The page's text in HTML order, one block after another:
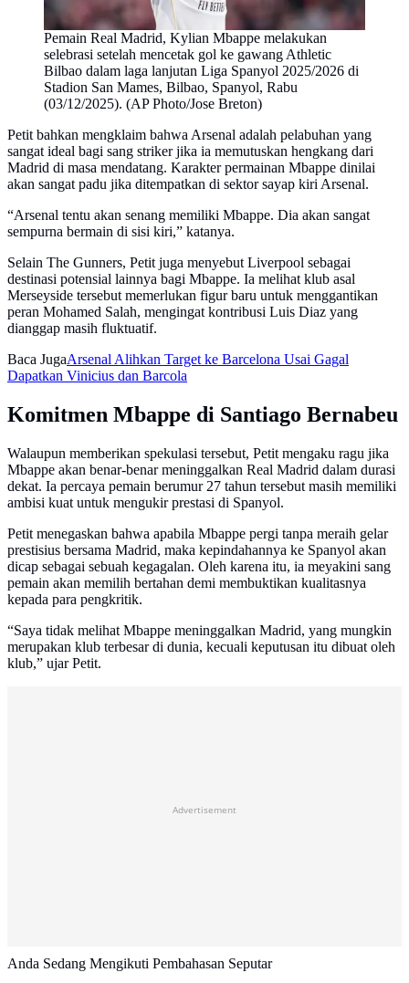
Pemain Real Madrid, Kylian Mbappe melakukan
selebrasi setelah mencetak gol ke gawang Athletic
Bilbao dalam laga lanjutan Liga Spanyol 2025/2026 di
Stadion San Mames, Bilbao, Spanyol, Rabu
(03/12/2025). (AP Photo/Jose Breton)
Petit bahkan mengklaim bahwa Arsenal adalah pelabuhan yang
sangat ideal bagi sang striker jika ia memutuskan hengkang dari
Madrid di masa mendatang. Karakter permainan Mbappe dinilai
akan sangat padu jika ditempatkan di sektor sayap kiri Arsenal.
“Arsenal tentu akan senang memiliki Mbappe. Dia akan sangat
sempurna bermain di sisi kiri,” katanya.
Selain The Gunners, Petit juga menyebut Liverpool sebagai
destinasi potensial lainnya bagi Mbappe. Ia melihat klub asal
Merseyside tersebut memerlukan figur baru untuk menggantikan
peran Mohamed Salah, mengingat kontribusi Luis Diaz yang
dianggap masih fluktuatif.
Baca JugaArsenal Alihkan Target ke Barcelona Usai Gagal
Dapatkan Vinicius dan Barcola
Komitmen Mbappe di Santiago Bernabeu
Walaupun memberikan spekulasi tersebut, Petit mengaku ragu jika
Mbappe akan benar-benar meninggalkan Real Madrid dalam durasi
dekat. Ia percaya pemain berumur 27 tahun tersebut masih memiliki
ambisi kuat untuk mengukir prestasi di Spanyol.
Petit menegaskan bahwa apabila Mbappe pergi tanpa meraih gelar
prestisius bersama Madrid, maka kepindahannya ke Spanyol akan
dicap sebagai sebuah kegagalan. Oleh karena itu, ia meyakini sang
pemain akan memilih bertahan demi membuktikan kualitasnya
kepada para pengkritik.
“Saya tidak melihat Mbappe meninggalkan Madrid, yang mungkin
merupakan klub terbesar di dunia, kecuali keputusan itu dibuat oleh
klub,” ujar Petit.
Advertisement
Anda Sedang Mengikuti Pembahasan Seputar